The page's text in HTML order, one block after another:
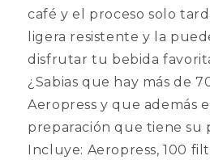
café y el proceso solo
ligera resistente y la
disfrutar tu bebida
¿Sabias que hay más de
Aeropress y que además
preparación que tiene su
Incluye: Aeropress, 100